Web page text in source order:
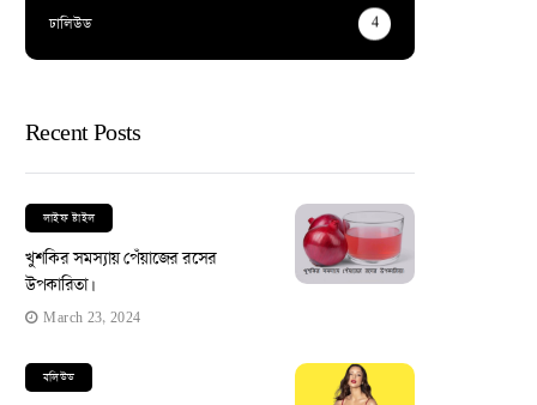
ঢালিউড 4
Recent Posts
লাইফ ষ্টাইল
খুশকির সমস্যায় পেঁয়াজের রসের
উপকারিতা।
March 23, 2024
বলিউড